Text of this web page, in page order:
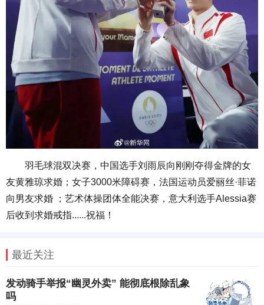
羽毛球混双决赛，中国选手刘雨辰向刚刚夺得金牌的女
友黄雅琼求婚；女子3000米障碍赛，法国运动员爱丽丝·菲诺
向男友求婚 ；艺术体操团体全能决赛，意大利选手Alessia赛
后收到求婚戒指......祝福！
最近关注
发动骑手举报“幽灵外卖” 能彻底根除乱象
吗